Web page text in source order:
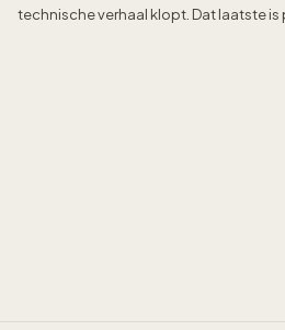
technische verhaal klopt. Dat laatste is